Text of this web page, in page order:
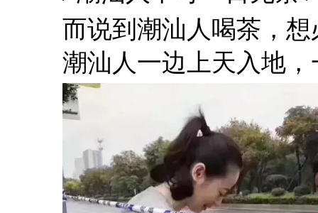
而说到潮汕人喝茶，
潮汕人一边上天入地